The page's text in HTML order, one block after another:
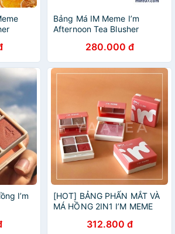
Bảng Má IM Meme I’m
Afternoon Tea Blusher
280.000 đ
I’m
[HOT] BẢNG PHẤN MẮT VÀ
MÁ HỒNG 2IN1 I’M MEME
312.800 đ